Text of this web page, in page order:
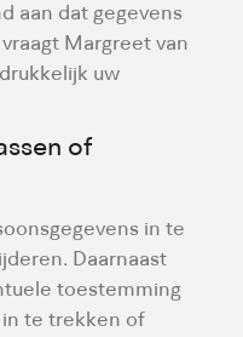
aan dat gegevens
Margreet van
uw
of
in te
Daarnaast
toestemming
te trekken of